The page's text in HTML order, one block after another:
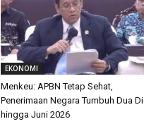
EKONOMI
Menkeu: APBN Tetap Sehat,
Penerimaan Negara Tumbuh Dua
hingga Juni 2026